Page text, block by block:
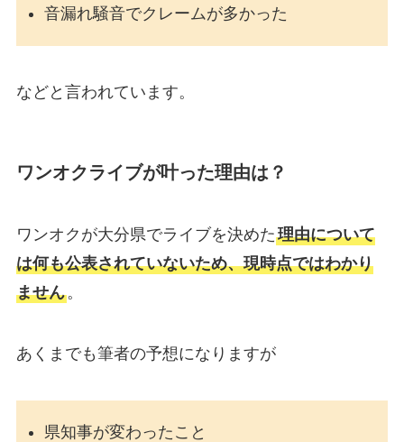
音漏れ騒音でクレームが多かった
などと言われています。
ワンオクライブが叶った理由は？
ワンオクが大分県でライブを決めた理由について
は何も公表されていないため、現時点ではわかり
ません。
あくまでも筆者の予想になりますが
県知事が変わったこと